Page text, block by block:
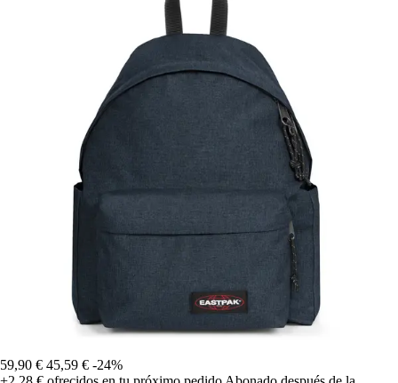
59,90 € 45,59 € -24%